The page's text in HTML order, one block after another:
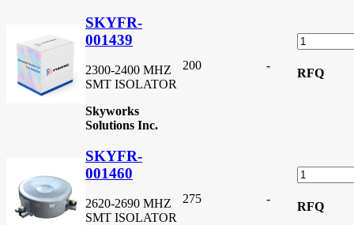
SKYFR-
001439
2300-2400 MHZ
SMT ISOLATOR
Skyworks
Solutions Inc.
200 -
RFQ
SKYFR-
001460
2620-2690 MHZ
SMT ISOLATOR
275 -
RFQ